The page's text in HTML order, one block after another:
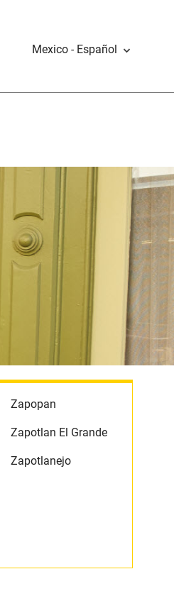
Mexico - Español
Zapopan
Zapotlan El Grande
Zapotlanejo